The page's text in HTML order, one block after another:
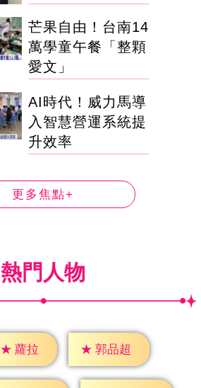
芒果自由！台南14
萬學童午餐「整顆
愛文」
AI時代！威力馬導
入智慧營運系統提
升效率
更多焦點+
熱門人物
★ 蘿拉 ★ 郭品超